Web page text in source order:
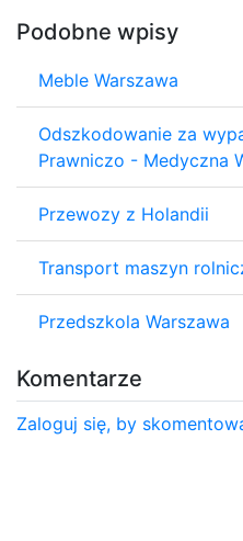
Podobne wpisy
Meble Warszawa
Odszkodowanie za
Prawniczo - Medyczna
Przewozy z Holandii
Transport maszyn
Przedszkola Warszawa
Komentarze
Zaloguj się, by